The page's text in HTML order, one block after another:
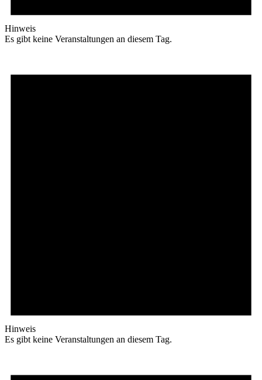
Hinweis
Es gibt keine Veranstaltungen an diesem Tag.
Hinweis
Es gibt keine Veranstaltungen an diesem Tag.